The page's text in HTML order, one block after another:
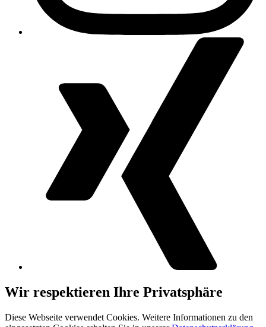
Wir respektieren Ihre Privatsphäre
Diese Webseite verwendet Cookies. Weitere Informationen zu den